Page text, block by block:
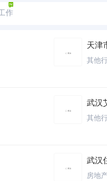
作
天津
其他
武汉
其他
武汉
房地